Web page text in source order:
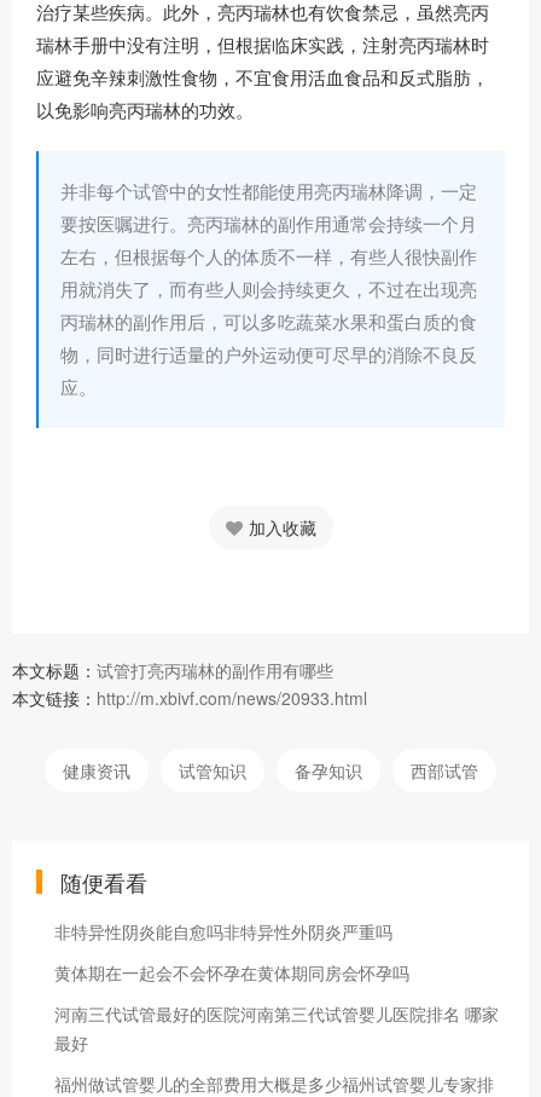
治疗某些疾病。此外，亮丙瑞林也有饮食禁忌，虽然亮丙
瑞林手册中没有注明，但根据临床实践，注射亮丙瑞林时
应避免辛辣刺激性食物，不宜食用活血食品和反式脂肪，
以免影响亮丙瑞林的功效。
并非每个试管中的女性都能使用亮丙瑞林降调，一定
要按医嘱进行。亮丙瑞林的副作用通常会持续一个月
左右，但根据每个人的体质不一样，有些人很快副作
用就消失了，而有些人则会持续更久，不过在出现亮
丙瑞林的副作用后，可以多吃蔬菜水果和蛋白质的食
物，同时进行适量的户外运动便可尽早的消除不良反
应。
加入收藏
本文标题： 试管打亮丙瑞林的副作用有哪些
本文链接： http://m.xbivf.com/news/20933.html
健康资讯 试管知识 备孕知识 西部试管
随便看看
非特异性阴炎能自愈吗非特异性外阴炎严重吗
黄体期在一起会不会怀孕在黄体期同房会怀孕吗
河南三代试管最好的医院河南第三代试管婴儿医院排名 哪家
最好
福州做试管婴儿的全部费用大概是多少福州试管婴儿专家排